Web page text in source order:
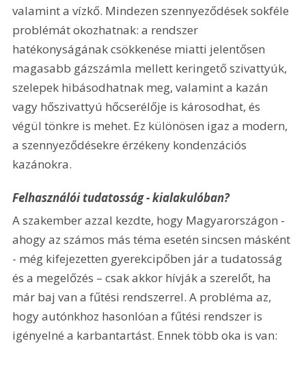
valamint a vízkő. Mindezen szennyeződések sokféle
problémát okozhatnak: a rendszer
hatékonyságának csökkenése miatti jelentősen
magasabb gázszámla mellett keringető szivattyúk,
szelepek hibásodhatnak meg, valamint a kazán
vagy hőszivattyú hőcserélője is károsodhat, és
végül tönkre is mehet. Ez különösen igaz a modern,
a szennyeződésekre érzékeny kondenzációs
kazánokra.
Felhasználói tudatosság - kialakulóban?
A szakember azzal kezdte, hogy Magyarországon -
ahogy az számos más téma esetén sincsen másként
- még kifejezetten gyerekcipőben jár a tudatosság
és a megelőzés – csak akkor hívják a szerelőt, ha
már baj van a fűtési rendszerrel. A probléma az,
hogy autónkhoz hasonlóan a fűtési rendszer is
igényelné a karbantartást. Ennek több oka is van: